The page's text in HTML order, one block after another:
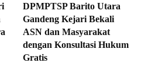
DPMPTSP Barito Utara
Gandeng Kejari Bekali
ASN dan Masyarakat
dengan Konsultasi Hukum
Gratis